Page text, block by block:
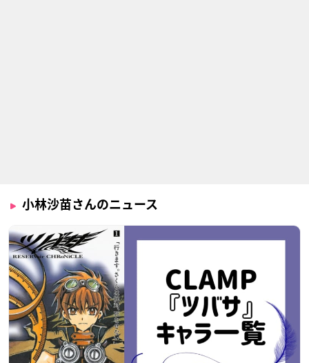
小林沙苗さんのニュース